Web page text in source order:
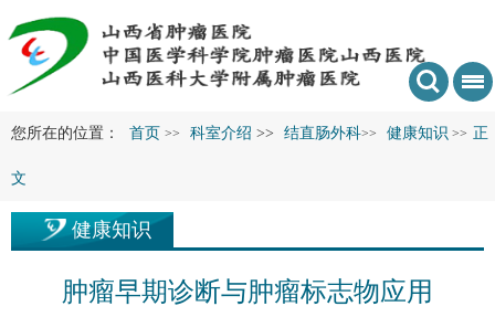
您所在的位置： 首页 >> 科室介绍 >> 结直肠外科>> 健康知识 >> 正
文
健康知识
肿瘤早期诊断与肿瘤标志物应用